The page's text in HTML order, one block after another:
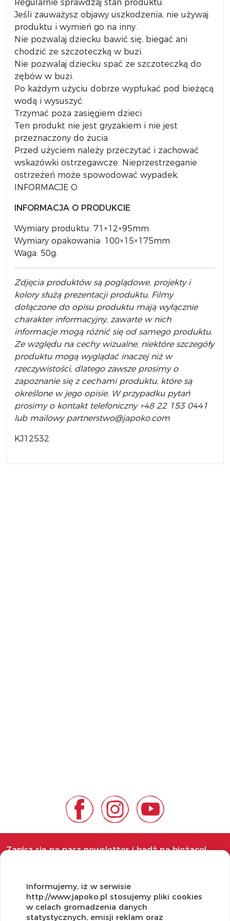
Regularnie sprawdzaj stan produktu.
Jeśli zauważysz objawy uszkodzenia, nie używaj
produktu i wymień go na inny.
Nie pozwalaj dziecku bawić się, biegać ani
chodzić ze szczoteczką w buzi.
Nie pozwalaj dziecku spać ze szczoteczką do
zębów w buzi.
Po każdym użyciu dobrze wypłukać pod bieżącą
wodą i wysuszyć.
Trzymać poza zasięgiem dzieci.
Ten produkt nie jest gryzakiem i nie jest
przeznaczony do żucia.
Przed użyciem należy przeczytać i zachować
wskazówki ostrzegawcze. Nieprzestrzeganie
ostrzeżeń może spowodować wypadek.
INFORMACJE O
INFORMACJA O PRODUKCIE
Wymiary produktu: 71×12×95mm
Wymiary opakowania: 100×15×175mm
Waga: 50g.
Zdjęcia produktów są poglądowe, projekty i
kolory służą prezentacji produktu. Filmy
dołączone do opisu produktu mają wyłącznie
charakter informacyjny, zawarte w nich
informacje mogą różnić się od samego produktu.
Ze względu na cechy wizualne, niektóre szczegóły
produktu mogą wyglądać inaczej niż w
rzeczywistości, dlatego zawsze prosimy o
zapoznanie się z cechami produktu, które są
określone w jego opisie. W przypadku pytań
prosimy o kontakt telefoniczny +48 22 153 0441
lub mailowy partnerstwo@japoko.com
KJ12532
Zapisz się na nasz newsletter i bądź na bieżąco!
OBSŁUGA KLIENTA
Informujemy, iż w serwisie
http://www.japoko.pl stosujemy pliki cookies
w celach gromadzenia danych
statystycznych, emisji reklam oraz